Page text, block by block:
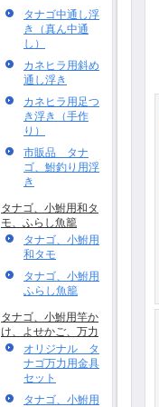
タナゴ中通し浮
き（真ん中通
し）
カネヒラ用斜め
通し浮き
カネヒラ用足つ
き浮き（手作
り）
市販品 タナ
ゴ、鮒釣り用浮
き
タナゴ、小鮒用和タ
モ、ふらし魚籠
タナゴ、小鮒用
和タモ
タナゴ、小鮒用
ふらし魚籠
タナゴ、小鮒用竿か
け、よせかご、万力
オリジナル タ
ナゴ万力用金具
セット
タナゴ、小鮒用